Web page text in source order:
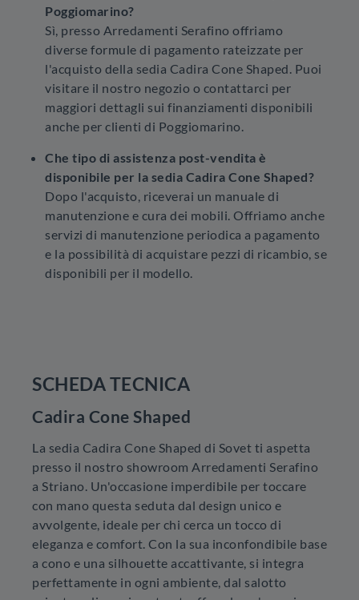
Poggiomarino?
Sì, presso Arredamenti Serafino offriamo
diverse formule di pagamento rateizzate per
l'acquisto della sedia Cadira Cone Shaped. Puoi
visitare il nostro negozio o contattarci per
maggiori dettagli sui finanziamenti disponibili
anche per clienti di Poggiomarino.
Che tipo di assistenza post-vendita è
disponibile per la sedia Cadira Cone Shaped?
Dopo l'acquisto, riceverai un manuale di
manutenzione e cura dei mobili. Offriamo anche
servizi di manutenzione periodica a pagamento
e la possibilità di acquistare pezzi di ricambio, se
disponibili per il modello.
SCHEDA TECNICA
Cadira Cone Shaped
La sedia Cadira Cone Shaped di Sovet ti aspetta
presso il nostro showroom Arredamenti Serafino
a Striano. Un'occasione imperdibile per toccare
con mano questa seduta dal design unico e
avvolgente, ideale per chi cerca un tocco di
eleganza e comfort. Con la sua inconfondibile base
a cono e una silhouette accattivante, si integra
perfettamente in ogni ambiente, dal salotto